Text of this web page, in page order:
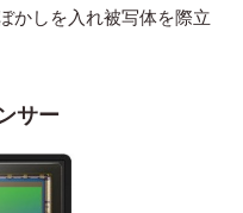
かしを入れ被写体を際立
サー